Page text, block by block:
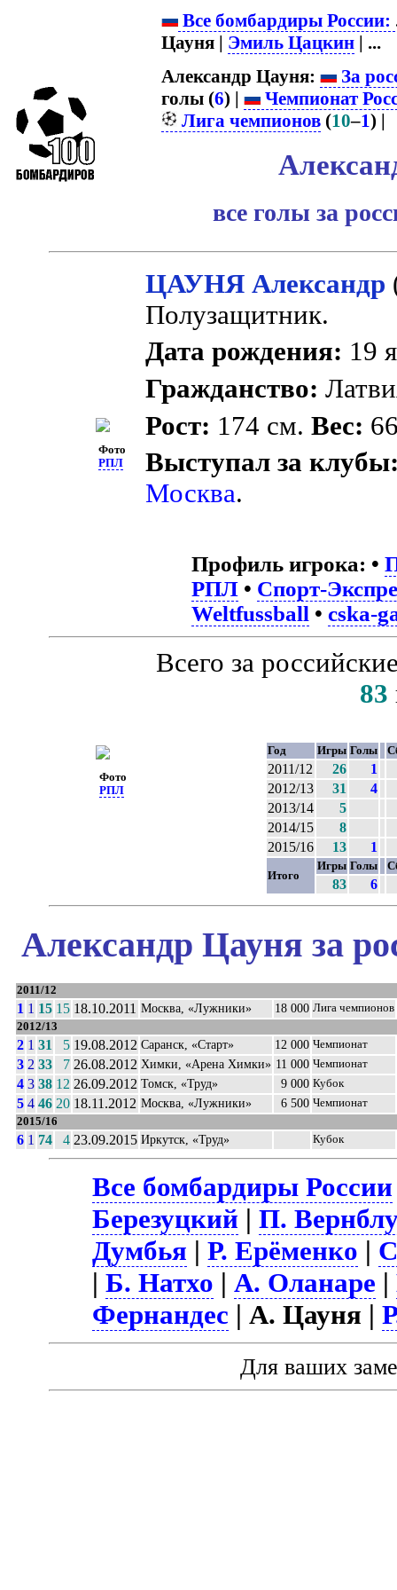
Все бомбардиры России:
Цауня | Эмиль Цацкин | ...
Александр Цауня:
За
голы (6) |
Чемпионат
Лига чемпионов (10–1) |
все голы за
Фото
РПЛ
ЦАУНЯ Александр
Полузащитник.
Дата рождения: 19
Гражданство:
Рост: 174 см.Вес:
Выступал за
Москва.
Профиль игрока: •
РПЛ• Спорт-
Weltfussball • cska-
Фото
РПЛ
Всего за
83
Год Игры Голы
2011/12 26
1
2012/13
31
4
2013/14
5
2014/15
8
2015/16
13 1
Итого
Игры Голы
83 6
Александр Цауня за
2011/12
1 1 15 15 18.10.2011 Москва, «Лужники» 18 000 Лига чемпионов
2012/13
2 1 31 5 19.08.2012 Саранск, «Старт» 12 000 Чемпионат
3 2 33 7 26.08.2012 Химки, «Арена Химки» 11 000 Чемпионат
4 3 38 12 26.09.2012 Томск, «Труд» 9 000 Кубок
5 4 46 20 18.11.2012 Москва, «Лужники» 6 500 Чемпионат
2015/16
6 1 74 4 23.09.2015 Иркутск, «Труд» Кубок
Все бомбардиры России
Березуцкий |П.
Думбья |Р. Ерёменко |
|Б. Натхо |А. Оланаре |
Фернандес | А. Цауня |
Для ваших